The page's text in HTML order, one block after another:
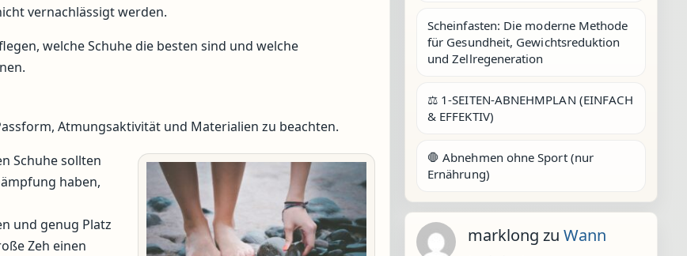
vernachlässigt werden.
welche Schuhe die besten sind und welche
Atmungsaktivität und Materialien zu beachten.
Schuhe sollten
haben,
und genug Platz
Zeh einen
Scheinfasten: Die moderne Methode
für Gesundheit, Gewichtsreduktion
und Zellregeneration
⚖️ 1-SEITEN-ABNEHMPLAN (EINFACH
& EFFEKTIV)
🛑 Abnehmen ohne Sport (nur
Ernährung)
marklong zu Wann